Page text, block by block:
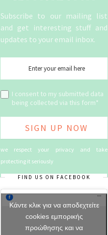
Subscribe to our mailing list
and get interesting stuff and
updates to your email inbox.
I consent to my submitted data
being collected via this form*
we respect your privacy and take
protecting it seriously
FIND US ON FACEBOOK
Κάντε κλικ για να αποδεχτείτε
cookies εμπορικής
προώθησης και να